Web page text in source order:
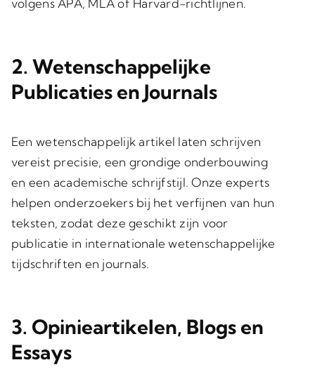
volgens APA, MLA of Harvard-richtlijnen.
2. Wetenschappelijke
Publicaties en Journals
Een wetenschappelijk artikel laten schrijven
vereist precisie, een grondige onderbouwing
en een academische schrijfstijl. Onze experts
helpen onderzoekers bij het verfijnen van hun
teksten, zodat deze geschikt zijn voor
publicatie in internationale wetenschappelijke
tijdschriften en journals.
3. Opinieartikelen, Blogs en
Essays